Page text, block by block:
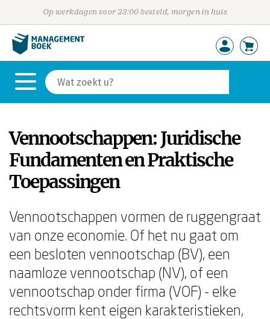
Op werkdagen voor 23:00 besteld, morgen in huis
Vennootschappen: Juridische
Fundamenten en Praktische
Toepassingen
Vennootschappen vormen de ruggengraat
van onze economie. Of het nu gaat om
een besloten vennootschap (BV), een
naamloze vennootschap (NV), of een
vennootschap onder firma (VOF) - elke
rechtsvorm kent eigen karakteristieken,